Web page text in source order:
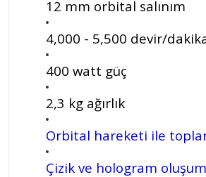
12 mm orbital salınım
4,000 - 5,500 devir/
400 watt güç
2,3 kg ağırlık
Orbital hareketi ile
Çizik ve hologram